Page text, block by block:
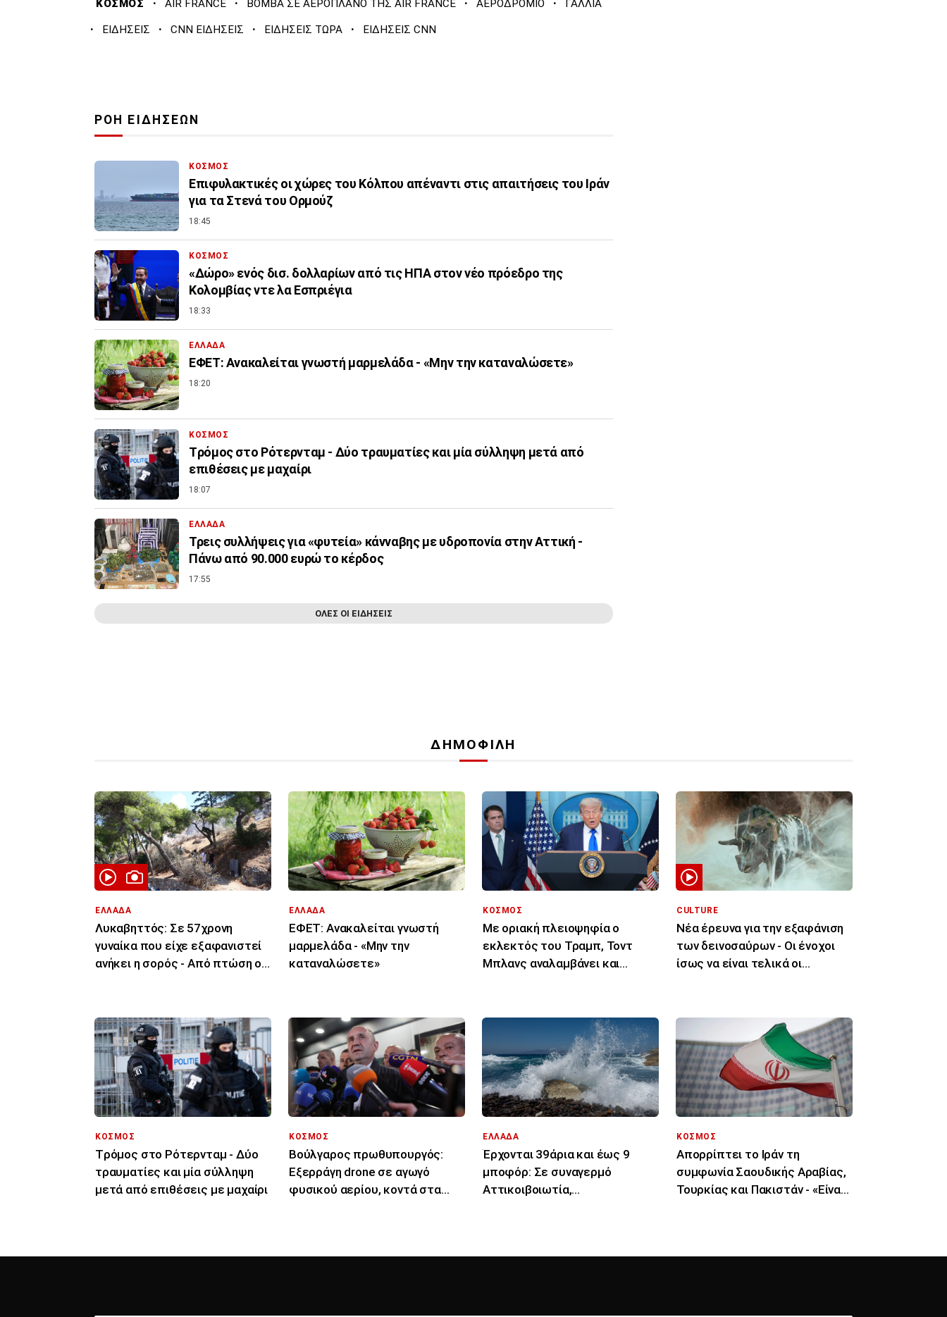
ΚΟΣΜΟΣ · AIR FRANCE · ΒΟΜΒΑ ΣΕ ΑΕΡΟΠΛΑΝΟ ΤΗΣ AIR FRANCE · ΑΕΡΟΔΡΟΜΙΟ · ΓΑΛΛΙΑ
· ΕΙΔΗΣΕΙΣ · CNN ΕΙΔΗΣΕΙΣ · ΕΙΔΗΣΕΙΣ ΤΩΡΑ · ΕΙΔΗΣΕΙΣ CNN
ΡΟΗ ΕΙΔΗΣΕΩΝ
ΚΟΣΜΟΣ
Επιφυλακτικές οι χώρες του Κόλπου απέναντι στις απαιτήσεις του Ιράν
για τα Στενά του Ορμούζ
18:45
ΚΟΣΜΟΣ
«Δώρο» ενός δισ. δολλαρίων από τις ΗΠΑ στον νέο πρόεδρο της
Κολομβίας ντε λα Εσπριέγια
18:33
ΕΛΛΑΔΑ
ΕΦΕΤ: Ανακαλείται γνωστή μαρμελάδα - «Μην την καταναλώσετε»
18:20
ΚΟΣΜΟΣ
Tρόμος στο Ρότερνταμ - Δύο τραυματίες και μία σύλληψη μετά από
επιθέσεις με μαχαίρι
18:07
ΕΛΛΑΔΑ
Τρεις συλλήψεις για «φυτεία» κάνναβης με υδροπονία στην Αττική -
Πάνω από 90.000 ευρώ το κέρδος
17:55
ΟΛΕΣ ΟΙ ΕΙΔΗΣΕΙΣ
ΔΗΜΟΦΙΛΗ
ΕΛΛΑΔΑ
Λυκαβηττός: Σε 57χρονη
γυναίκα που είχε εξαφανιστεί
ανήκει η σορός - Από πτώση ο
ΕΛΛΑΔΑ
ΕΦΕΤ: Ανακαλείται γνωστή
μαρμελάδα - «Μην την
καταναλώσετε»
ΚΟΣΜΟΣ
Με οριακή πλειοψηφία ο
εκλεκτός του Τραμπ, Τοντ
Μπλανς αναλαμβάνει και
CULTURE
Νέα έρευνα για την εξαφάνιση
των δεινοσαύρων - Οι ένοχοι
ίσως να είναι τελικά οι
ΚΟΣΜΟΣ
Tρόμος στο Ρότερνταμ - Δύο
τραυματίες και μία σύλληψη
μετά από επιθέσεις με μαχαίρι
ΚΟΣΜΟΣ
Βούλγαρος πρωθυπουργός:
Εξερράγη drone σε αγωγό
φυσικού αερίου, κοντά στα
ΕΛΛΑΔΑ
Έρχονται 39άρια και έως 9
μποφόρ: Σε συναγερμό
Αττικοιβοιωτία,
ΚΟΣΜΟΣ
Απορρίπτει το Ιράν τη
συμφωνία Σαουδικής Αραβίας,
Τουρκίας και Πακιστάν - «Είναι